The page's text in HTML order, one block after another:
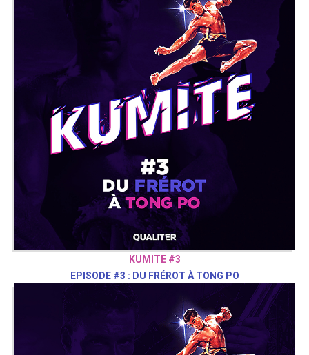
KUMITE #3
EPISODE #3 : DU FRÉROT À TONG PO